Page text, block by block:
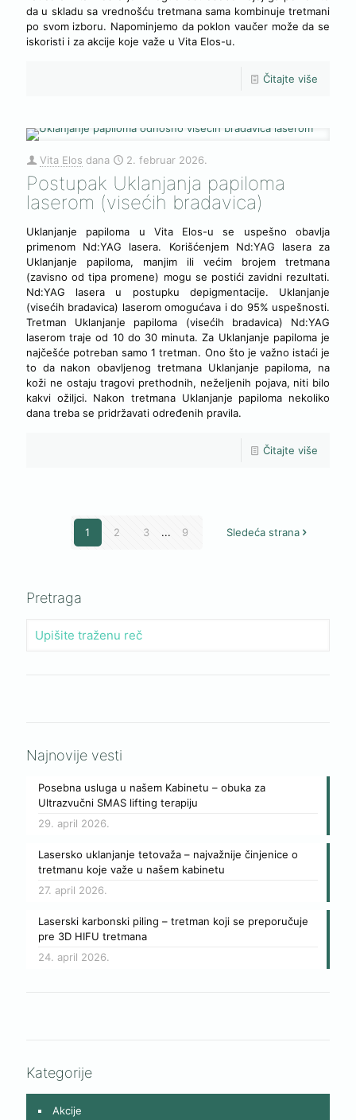
da u skladu sa vrednošću tretmana sama kombinuje tretmani
po svom izboru. Napominjemo da poklon vaučer može da se
iskoristi i za akcije koje važe u Vita Elos-u.
Čitajte više
Vita Elos dana 2. februar 2026.
Postupak Uklanjanja papiloma
laserom (visećih bradavica)
Uklanjanje papiloma u Vita Elos-u se uspešno obavlja
primenom Nd:YAG lasera. Korišćenjem Nd:YAG lasera za
Uklanjanje papiloma, manjim ili većim brojem tretmana
(zavisno od tipa promene) mogu se postići zavidni rezultati.
Nd:YAG lasera u postupku depigmentacije. Uklanjanje
(visećih bradavica) laserom omogućava i do 95% uspešnosti.
Tretman Uklanjanje papiloma (visećih bradavica) Nd:YAG
laserom traje od 10 do 30 minuta. Za Uklanjanje papiloma je
najčešće potreban samo 1 tretman. Ono što je važno istaći je
to da nakon obavljenog tretmana Uklanjanje papiloma, na
koži ne ostaju tragovi prethodnih, neželjenih pojava, niti bilo
kakvi ožiljci. Nakon tretmana Uklanjanje papiloma nekoliko
dana treba se pridržavati određenih pravila.
Čitajte više
1 2 3 ... 9 Sledeća strana
Pretraga
Najnovije vesti
Posebna usluga u našem Kabinetu – obuka za
Ultrazvučni SMAS lifting terapiju
29. april 2026.
Lasersko uklanjanje tetovaža – najvažnije činjenice o
tretmanu koje važe u našem kabinetu
27. april 2026.
Laserski karbonski piling – tretman koji se preporučuje
pre 3D HIFU tretmana
24. april 2026.
Kategorije
Akcije